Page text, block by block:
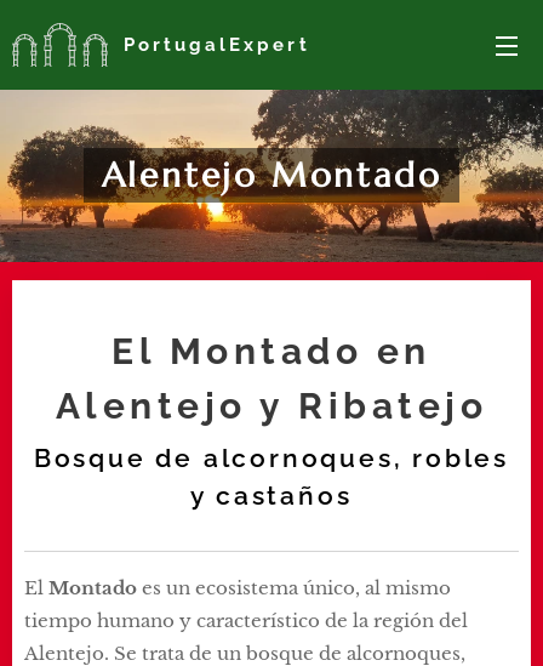
PortugalExpert
Alentejo Montado
El Montado en
Alentejo y Ribatejo
Bosque de alcornoques, robles
y castaños
El Montado es un ecosistema único, al mismo
tiempo humano y característico de la región del
Alentejo. Se trata de un bosque de alcornoques,